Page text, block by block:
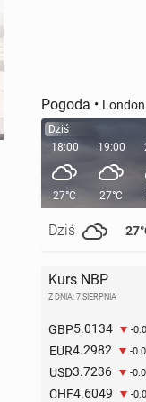
Pogoda • London
Dziś
18:00
27°C
Dziś
19:00
27°C
Kurs NBP
Z DNIA: 7 SIERPNIA
GBP5.0134 -
EUR4.2982 -
USD3.7236 -
CHF4.6049 -